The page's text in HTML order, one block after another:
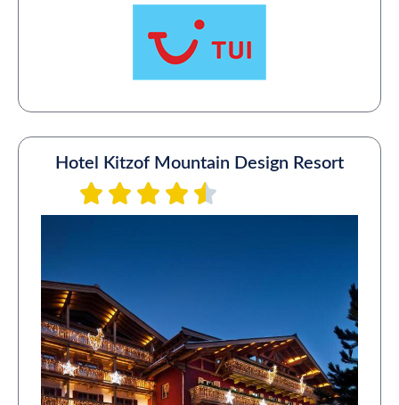
Hotel Kitzof Mountain Design Resort